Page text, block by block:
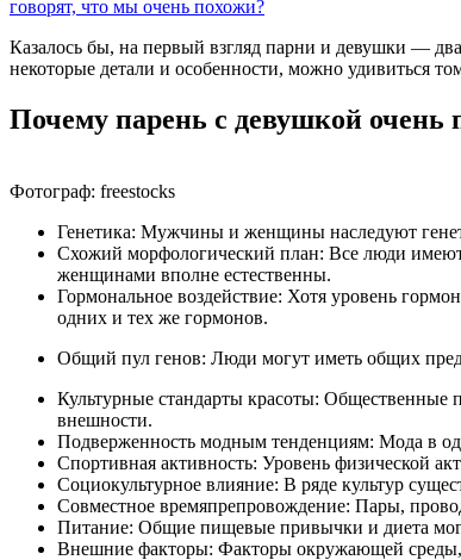
говорят, что мы очень похожи?
Казалось бы, на первый взгляд парни и девушки —
некоторые детали и особенности, можно удивиться
Почему парень с девушкой очень
Фотограф: freestocks
Генетика: Мужчины и женщины наследуют
Схожий морфологический план: Все люди имеют
женщинами вполне естественны.
Гормональное воздействие: Хотя уровень
одних и тех же гормонов.
Общий пул генов: Люди могут иметь общих
Культурные стандарты красоты: Общественные
внешности.
Подверженность модным тенденциям: Мода в
Спортивная активность: Уровень физической
Социокультурное влияние: В ряде культур
Совместное времяпрепровождение: Пары,
Питание: Общие пищевые привычки и диета
Внешние факторы: Факторы окружающей среды,